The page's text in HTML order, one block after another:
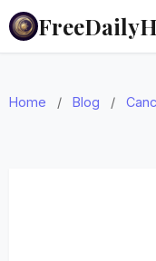
Home / Blog /